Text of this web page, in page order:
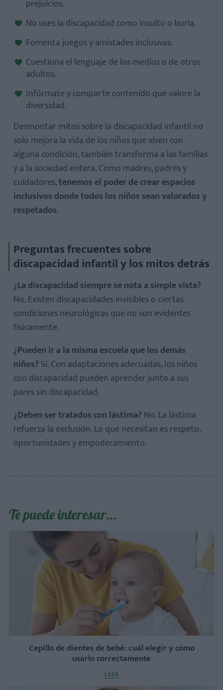
prejuicios.
No uses la discapacidad como insulto o burla.
Fomenta juegos y amistades inclusivas.
Cuestiona el lenguaje de los medios o de otros
adultos.
Infórmate y comparte contenido que valore la
diversidad.
Desmontar mitos sobre la discapacidad infantil no
solo mejora la vida de los niños que viven con
alguna condición, también transforma a las familias
y a la sociedad entera. Como madres, padres y
cuidadores,tenemos el poder de crear espacios
inclusivos donde todos los niños sean valorados y
respetados.
Preguntas frecuentes sobre
discapacidad infantil y los mitos detrás
¿La discapacidad siempre se nota a simple vista?
No. Existen discapacidades invisibles o ciertas
condiciones neurológicas que no son evidentes
físicamente.
¿Pueden ir a la misma escuela que los demás
niños? Sí. Con adaptaciones adecuadas, los niños
con discapacidad pueden aprender junto a sus
pares sin discapacidad.
¿Deben ser tratados con lástima? No. La lástima
refuerza la exclusión. Lo que necesitan es respeto,
oportunidades y empoderamiento.
Te puede interesar…
Cepillo de dientes de bebé: cuál elegir y cómo
usarlo correctamente
LEER